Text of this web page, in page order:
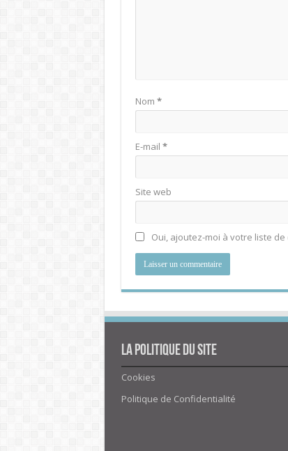
Nom *
E-mail *
Site web
Oui, ajoutez-moi à votre liste
La politique du site
Cookies
Politique de Confidentialité